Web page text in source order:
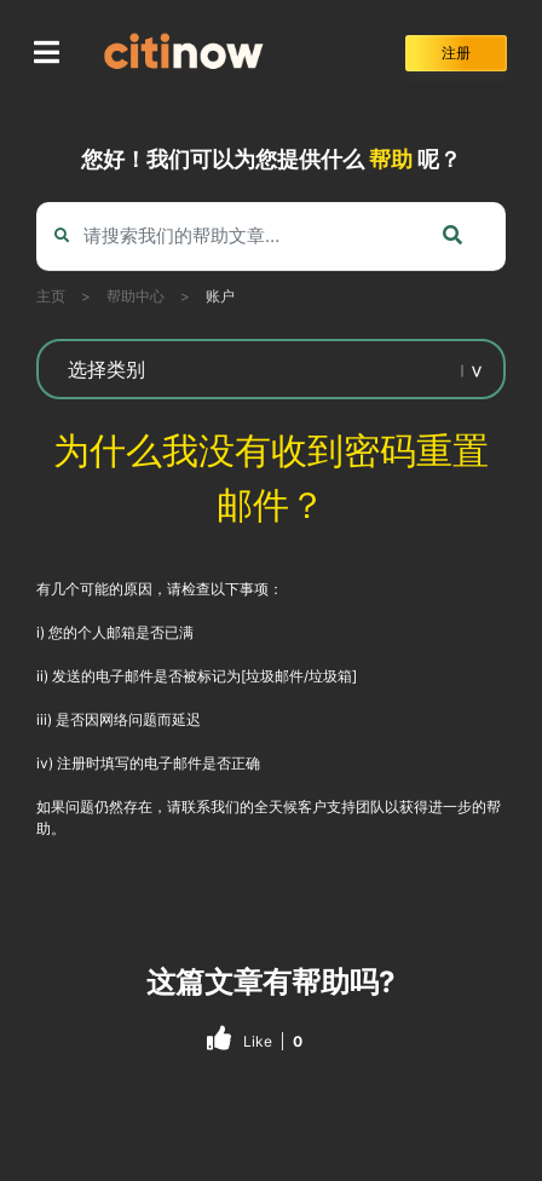
content
注册
您好！我们可以为您提供什么 帮助呢？
主页 > 帮助中心 > 账户
为什么我没有收到密码重置
邮件？
有几个可能的原因，请检查以下事项：
i) 您的个人邮箱是否已满
ii) 发送的电子邮件是否被标记为[垃圾邮件/垃圾箱]
iii) 是否因网络问题而延迟
iv) 注册时填写的电子邮件是否正确
如果问题仍然存在，请联系我们的全天候客户支持团队以获得进一步的帮
助。
这篇文章有帮助吗?
Like 0